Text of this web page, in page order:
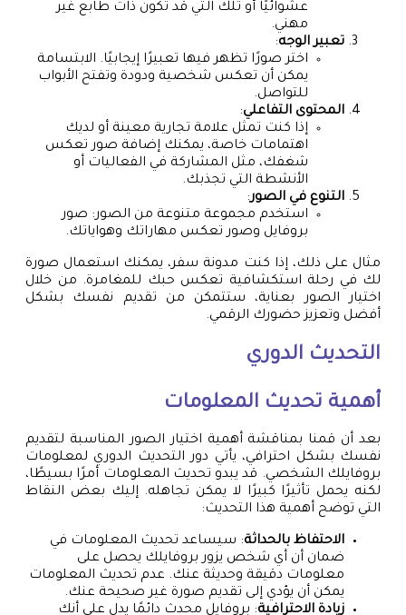
عشوائيًا أو تلك التي قد تكون ذات طابع غير
مهني.
تعبير الوجه:
اختر صورًا تظهر فيها تعبيرًا إيجابيًا. الابتسامة
يمكن أن تعكس شخصية ودودة وتفتح الأبواب
للتواصل.
المحتوى التفاعلي:
إذا كنت تمثل علامة تجارية معينة أو لديك
اهتمامات خاصة، يمكنك إضافة صور تعكس
شغفك، مثل المشاركة في الفعاليات أو
الأنشطة التي تجذبك.
التنوع في الصور:
استخدم مجموعة متنوعة من الصور: صور
بروفايل وصور تعكس مهاراتك وهواياتك.
مثال على ذلك، إذا كنت مدونة سفر، يمكنك استعمال صورة
لك في رحلة استكشافية تعكس حبك للمغامرة. من خلال
اختيار الصور بعناية، ستتمكن من تقديم نفسك بشكل
أفضل وتعزيز حضورك الرقمي.
التحديث الدوري
أهمية تحديث المعلومات
بعد أن قمنا بمناقشة أهمية اختيار الصور المناسبة لتقديم
نفسك بشكل احترافي، يأتي دور التحديث الدوري لمعلومات
بروفايلك الشخصي. قد يبدو تحديث المعلومات أمرًا بسيطًا،
لكنه يحمل تأثيرًا كبيرًا لا يمكن تجاهله. إليك بعض النقاط
التي توضح أهمية هذا التحديث:
الاحتفاظ بالحداثة: سيساعد تحديث المعلومات في
ضمان أن أي شخص يزور بروفايلك يحصل على
معلومات دقيقة وحديثة عنك. عدم تحديث المعلومات
يمكن أن يؤدي إلى تقديم صورة غير صحيحة عنك.
زيادة الاحترافية: بروفايل محدث دائمًا يدل على أنك